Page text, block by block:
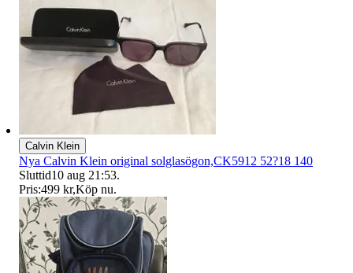
Calvin Klein
Nya Calvin Klein original solglasögon,CK5912 52?18 140
Sluttid10 aug 21:53.
Pris:499 kr,Köp nu.